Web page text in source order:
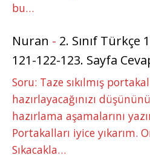
bu…
Nuran - 2. Sınıf Türkçe
121-122-123. Sayfa
Soru: Taze sıkılmış
hazırlayacağınızı
hazırlama aşamalarını
Portakalları iyice yıkarım.
Sıkacakla…